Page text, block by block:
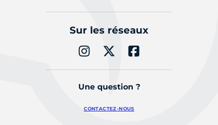
Sur les réseaux
Une question ?
CONTACTEZ-NOUS